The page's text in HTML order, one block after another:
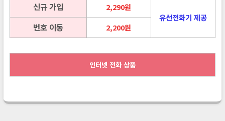
신규 가입
2,290원
유선전화기 제공
번호 이동 2,200원
인터넷 전화 상품